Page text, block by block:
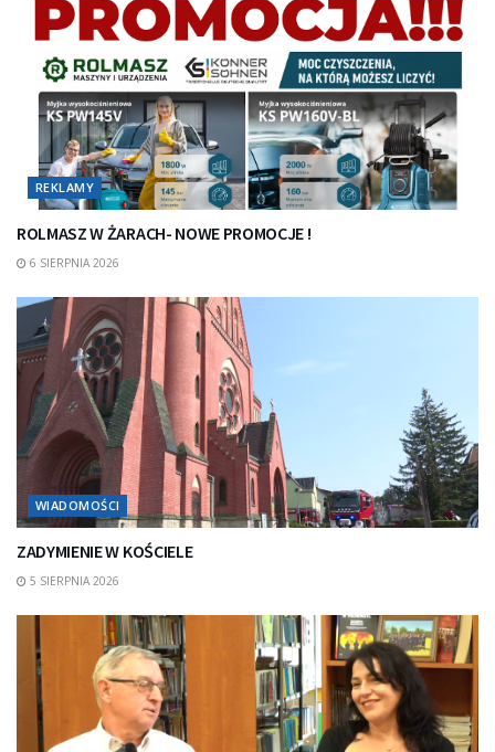
REKLAMY
ROLMASZ W ŻARACH- NOWE PROMOCJE !
6 SIERPNIA 2026
WIADOMOŚCI
ZADYMIENIE W KOŚCIELE
5 SIERPNIA 2026